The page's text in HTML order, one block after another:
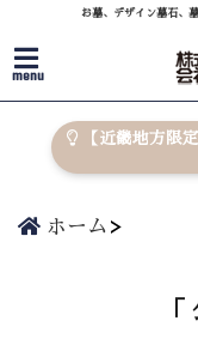
お墓、デザイン墓石、
menu
【近畿地方限
ホーム